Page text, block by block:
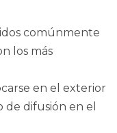
comúnmente
los más
en el exterior
difusión en el